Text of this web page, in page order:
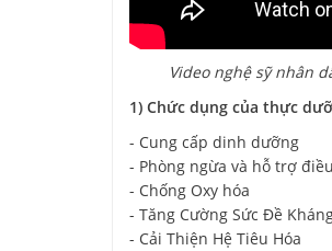
Video nghệ sỹ nhân
1) Chức dụng của thực
- Cung cấp dinh dưỡng
- Phòng ngừa và hỗ trợ
- Chống Oxy hóa
- Tăng Cường Sức Đề
- Cải Thiện Hệ Tiêu Hóa